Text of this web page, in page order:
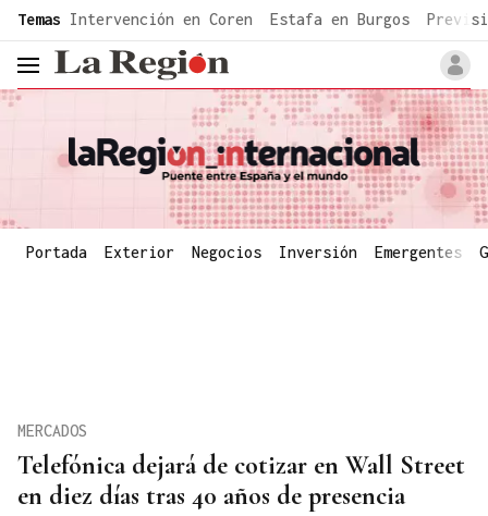
common.go-to-content
Temas Intervención en Coren Estafa en Burgos
header.menu.open
Portada Exterior Negocios Inversión Emergentes
Telefónica dejará de cotizar en Wall Street
en diez días tras 40 años de presencia
MERCADOS